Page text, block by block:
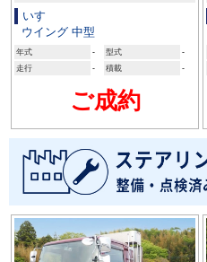
いすゞ
ウイング 中型
年式 - 型式
-
走行
- 積載 -
ご成約